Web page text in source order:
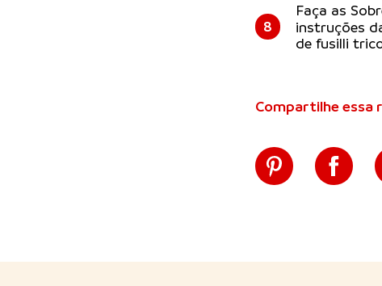
8
Faça as
instruções
de fusilli
Compartilhe essa